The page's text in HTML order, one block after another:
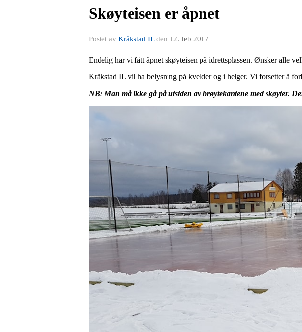
Skøyteisen er åpnet
Postet av Kråkstad ILden 12. feb 2017
Endelig har vi fått åpnet skøyteisen på idrettsplassen. Ønsker alle
Kråkstad IL vil ha belysning på kvelder og i helger. Vi forsetter å
NB: Man må ikke gå på utsiden av brøytekantene med skøyter.